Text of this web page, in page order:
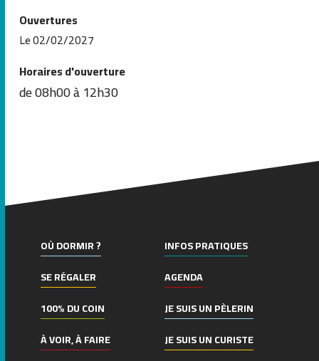
Ouvertures
Le 02/02/2027
Horaires d'ouverture
de 08h00 à 12h30
OÙ DORMIR ?
SE RÉGALER
100% DU COIN
À VOIR, À FAIRE
INFOS PRATIQUES
AGENDA
JE SUIS UN PÈLERIN
JE SUIS UN CURISTE